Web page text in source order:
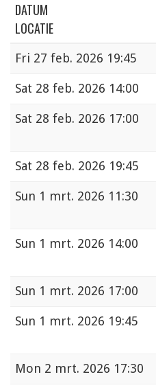
DATUM
LOCATIE
Fri 27 feb. 2026 19:45
Sat 28 feb. 2026 14:00
Sat 28 feb. 2026 17:00
Sat 28 feb. 2026 19:45
Sun 1 mrt. 2026 11:30
Sun 1 mrt. 2026 14:00
Sun 1 mrt. 2026 17:00
Sun 1 mrt. 2026 19:45
Mon 2 mrt. 2026 17:30